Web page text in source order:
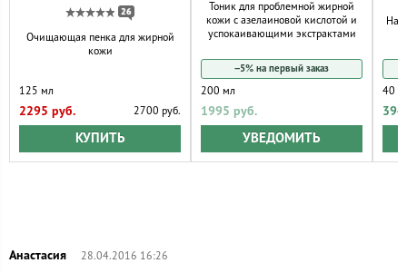
26
Очищающая пенка для жирной
кожи
125 мл
2295 руб. 2700 руб.
КУПИТЬ
Тоник для проблемной жирной
кожи с азелаиновой кислотой и
успокаивающими экстрактами
−5% на первый заказ
200 мл
1995 руб.
УВЕДОМИТЬ
40
28.04.2016 16:26